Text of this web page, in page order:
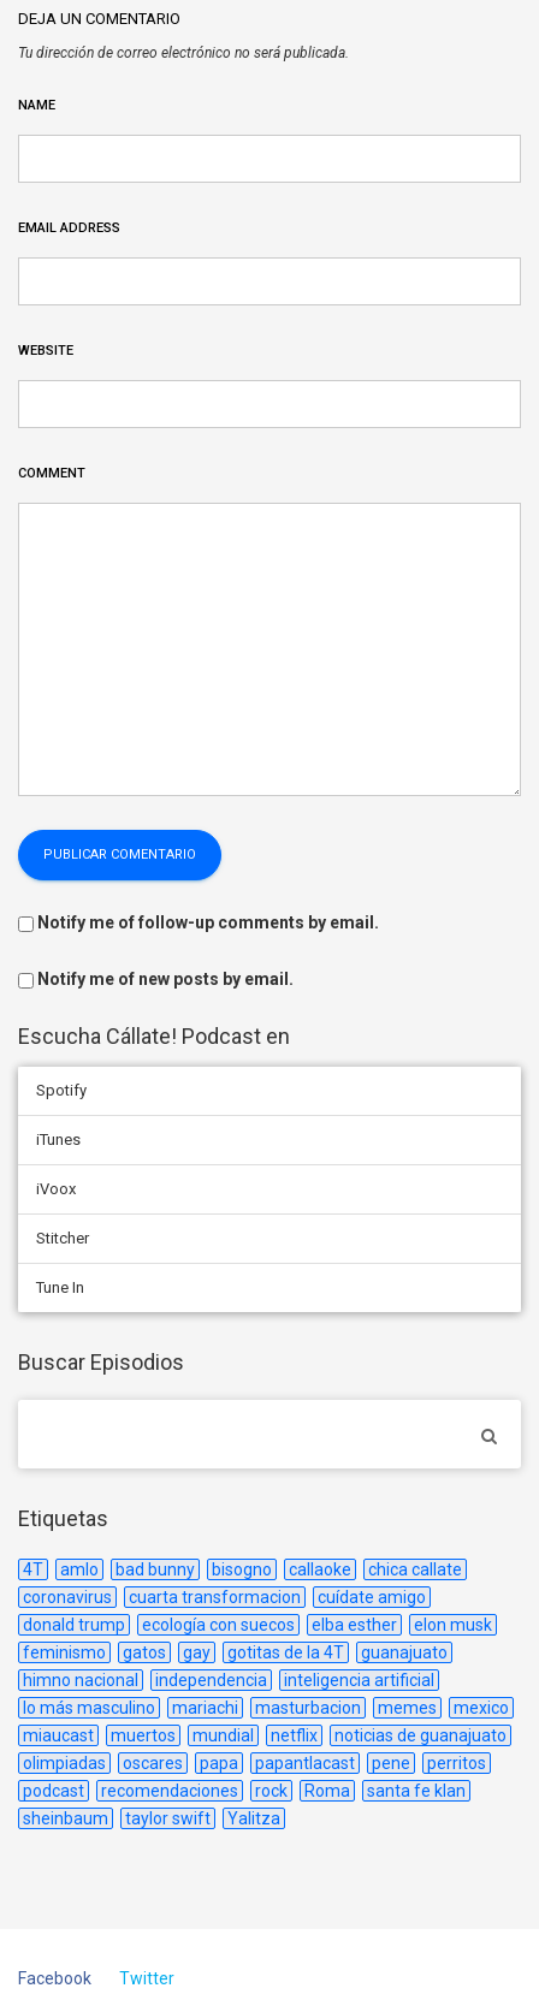
DEJA UN COMENTARIO
Tu dirección de correo electrónico no será publicada.
NAME
EMAIL ADDRESS
WEBSITE
COMMENT
Notify me of follow-up comments by email.
Notify me of new posts by email.
Escucha Cállate! Podcast en
Spotify
iTunes
iVoox
Stitcher
Tune In
Buscar Episodios
Etiquetas
4T amlo bad bunny bisogno callaoke
chica callate
coronavirus
cuarta transformacion
cuídate amigo
donald trump
ecología con suecos elba esther
elon musk
feminismo
gatos gay gotitas de la 4T
guanajuato
himno nacional
independencia
inteligencia artificial
lo más masculino
mariachi masturbacion memes
mexico
miaucast
muertos mundial netflix
noticias de guanajuato
olimpiadas
oscares papa papantlacast pene
perritos
podcast
recomendaciones rock Roma
santa fe klan
sheinbaum
taylor swift Yalitza
Facebook Twitter